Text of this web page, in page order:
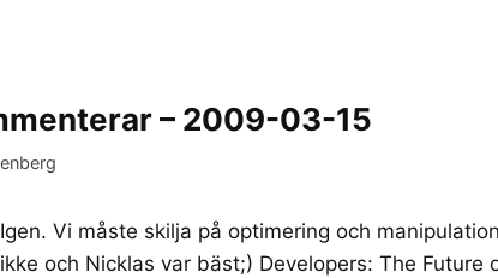
– 2009-03-15
Vi måste skilja på optimering och
och Nicklas var bäst;) Developers: The Future